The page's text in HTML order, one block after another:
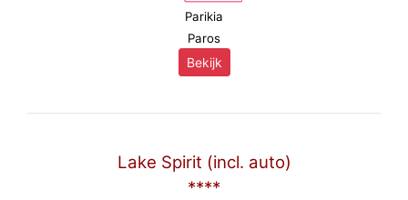
Parikia
Paros
Bekijk
Lake Spirit (incl. auto)
****